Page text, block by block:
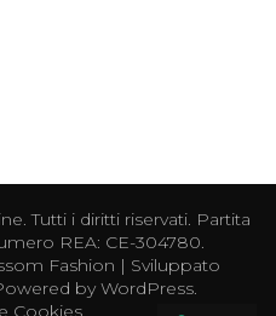
. Tutti i diritti riservati. Partita
REA: CE-304780.
Fashion | Sviluppato
by WordPress.
Cookies